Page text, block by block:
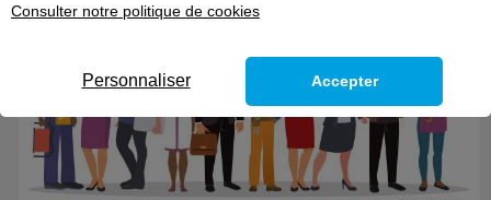
Consulter notre politique de cookies
Personnaliser Accepter